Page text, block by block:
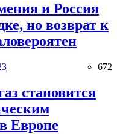
и Россия
но возврат к
672
становится
Европе